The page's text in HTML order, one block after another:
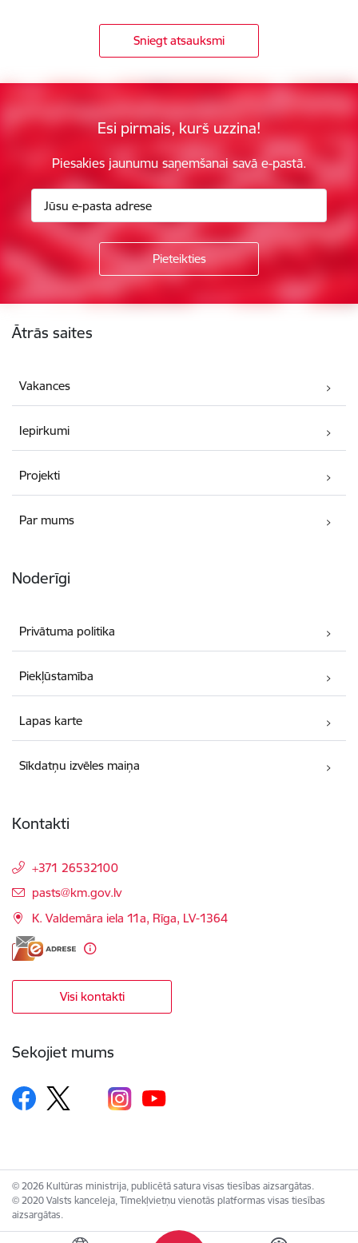
Sniegt atsauksmi
Esi pirmais, kurš uzzina!
Piesakies jaunumu saņemšanai savā e-pastā.
Ātrās saites
Vakances
Iepirkumi
Projekti
Par mums
Noderīgi
Privātuma politika
Piekļūstamība
Lapas karte
Sīkdatņu izvēles maiņa
Kontakti
+371 26532100
E-pasts:
pasts@km.gov.lv
K. Valdemāra iela 11a, Rīga, LV-1364
Visi kontakti
Sekojiet mums
© 2026 Kultūras ministrija, publicētā satura visas tiesības aizsargātas.
© 2020 Valsts kanceleja, Tīmekļvietņu vienotās platformas visas tiesības
aizsargātas.